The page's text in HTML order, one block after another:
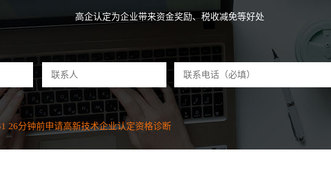
高企认定为企业带来资金奖励、税收减免等好处
59分钟前申请高新技术企业认定资格
高新技术企业认定资格
9分钟前申请
12分钟前申请高新技术企业认定资格
18分钟前申请高新技术企业认定资格诊断
22分钟前申请高新技术企业认定资格诊断
26分钟前申请高新技术企业认定资格
34分钟前申请高新技术企业认定资格诊断